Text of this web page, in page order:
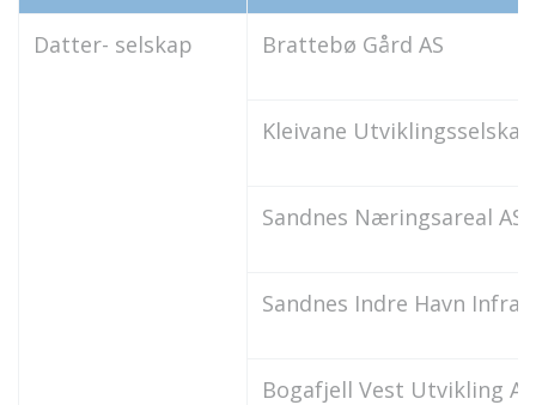
Datter- selskap Brattebø Gård AS
Kleivane Utviklingsselskap
Sandnes Næringsareal AS
Sandnes Indre Havn
Bogafjell Vest Utvikling AS